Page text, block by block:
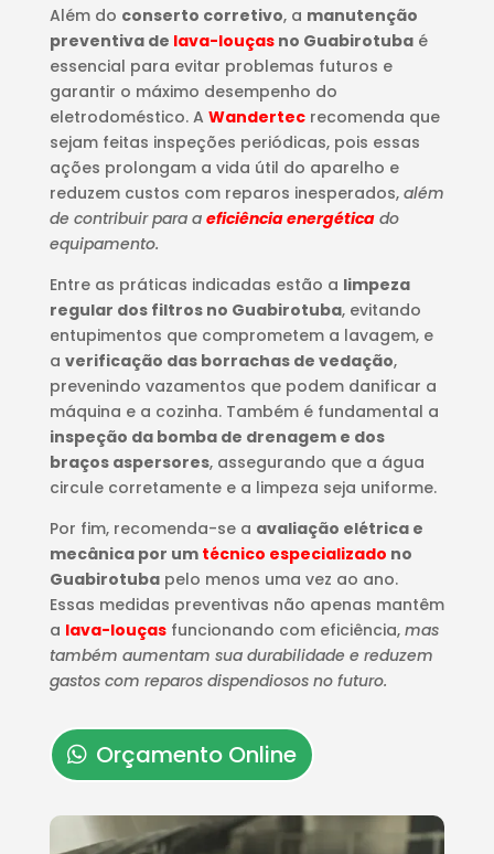
Além do conserto corretivo, a manutenção
preventiva de lava-louçasno Guabirotubaé
essencial para evitar problemas futuros e
garantir o máximo desempenho do
eletrodoméstico. A Wandertec recomenda que
sejam feitas inspeções periódicas, pois essas
ações prolongam a vida útil do aparelho e
reduzem custos com reparos inesperados, além
de contribuir para a eficiência energéticado
equipamento.
Entre as práticas indicadas estão a limpeza
regular dos filtros no Guabirotuba, evitando
entupimentos que comprometem a lavagem, e
a verificação das borrachas de vedação,
prevenindo vazamentos que podem danificar a
máquina e a cozinha. Também é fundamental a
inspeção da bomba de drenagem e dos
braços aspersores, assegurando que a água
circule corretamente e a limpeza seja uniforme.
Por fim, recomenda-se a avaliação elétrica e
mecânica por um técnico especializado no
Guabirotubapelo menos uma vez ao ano.
Essas medidas preventivas não apenas mantêm
a lava-louçasfuncionando com eficiência, mas
também aumentam sua durabilidade e reduzem
gastos com reparos dispendiosos no futuro.
Orçamento Online